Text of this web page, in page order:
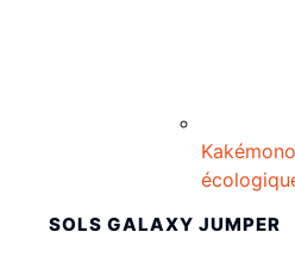
Kakémono
SOLS GALAXY JUMPER